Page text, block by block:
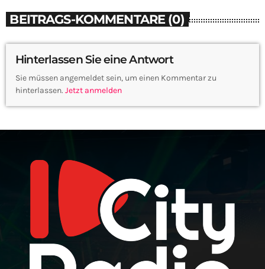
BEITRAGS-KOMMENTARE (0)
Hinterlassen Sie eine Antwort
Sie müssen angemeldet sein, um einen Kommentar zu
hinterlassen. Jetzt anmelden